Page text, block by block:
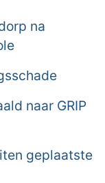
na
naar GRIP
geplaatste